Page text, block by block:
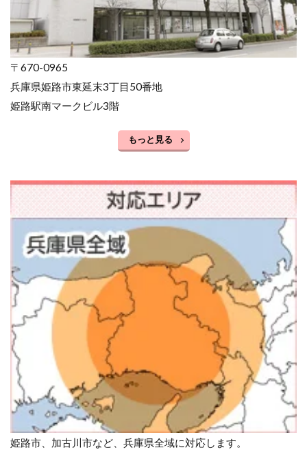
〒670-0965
兵庫県姫路市東延末3丁目50番地
姫路駅南マークビル3階
もっと見る
姫路市、加古川市など、兵庫県全域に対応します。